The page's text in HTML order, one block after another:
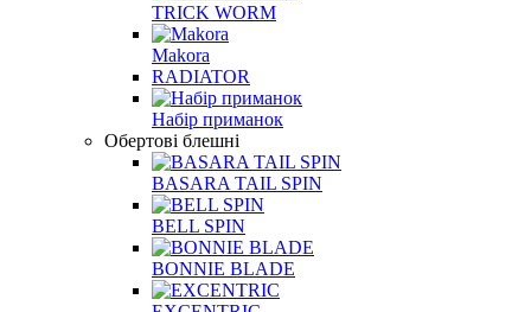
TRICK WORM
Makora
RADIATOR
Набір приманок
Обертові блешні
BASARA TAIL SPIN
BELL SPIN
BONNIE BLADE